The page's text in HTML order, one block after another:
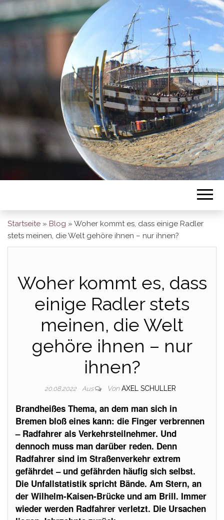
BREMEN SO
GESEHEN
Startseite » Blog » Woher kommt es, dass einige Radler
stets meinen, die Welt gehöre ihnen – nur ihnen?
Woher kommt es, dass
einige Radler stets
meinen, die Welt
gehöre ihnen – nur
ihnen?
20.08.2022 Aus Von AXEL SCHULLER
Brandheißes Thema, an dem man sich in
Bremen bloß eines kann: die Finger verbrennen
– Radfahrer als Verkehrsteilnehmer. Und
dennoch muss man darüber reden. Denn
Radfahrer sind im Straßenverkehr extrem
gefährdet – und gefährden häufig sich selbst.
Die Unfallstatistik spricht Bände. Am Stern, an
der Wilhelm-Kaisen-Brücke und am Brill. Immer
wieder werden Radfahrer verletzt. Die Ursachen